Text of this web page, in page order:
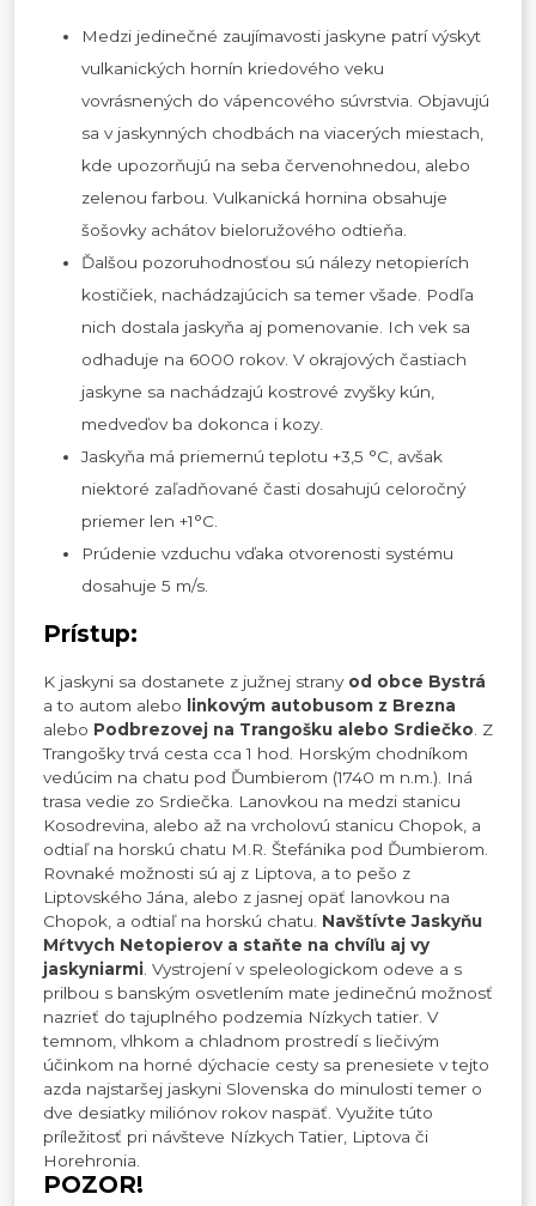
Medzi jedinečné zaujímavosti jaskyne patrí výskyt
vulkanických hornín kriedového veku
vovrásnených do vápencového súvrstvia. Objavujú
sa v jaskynných chodbách na viacerých miestach,
kde upozorňujú na seba červenohnedou, alebo
zelenou farbou. Vulkanická hornina obsahuje
šošovky achátov bieloružového odtieňa.
Ďalšou pozoruhodnosťou sú nálezy netopierích
kostičiek, nachádzajúcich sa temer všade. Podľa
nich dostala jaskyňa aj pomenovanie. Ich vek sa
odhaduje na 6000 rokov. V okrajových častiach
jaskyne sa nachádzajú kostrové zvyšky kún,
medveďov ba dokonca i kozy.
Jaskyňa má priemernú teplotu +3,5 °C, avšak
niektoré zaľadňované časti dosahujú celoročný
priemer len +1°C.
Prúdenie vzduchu vďaka otvorenosti systému
dosahuje 5 m/s.
Prístup:
K jaskyni sa dostanete z južnej strany od obce Bystrá
a to autom alebo
linkovým autobusom z Brezna
alebo Podbrezovej na Trangošku alebo Srdiečko . Z
Trangošky trvá cesta cca 1 hod. Horským chodníkom
vedúcim na chatu pod Ďumbierom (1740 m n.m.). Iná
trasa vedie zo Srdiečka. Lanovkou na medzi stanicu
Kosodrevina, alebo až na vrcholovú stanicu Chopok, a
odtiaľ na horskú chatu M.R. Štefánika pod Ďumbierom.
Rovnaké možnosti sú aj z Liptova, a to pešo z
Liptovského Jána, alebo z jasnej opäť lanovkou na
Chopok, a odtiaľ na horskú chatu. Navštívte Jaskyňu
Mŕtvych Netopierov a staňte na chvíľu aj vy
jaskyniarmi . Vystrojení v speleologickom odeve a s
prilbou s banským osvetlením mate jedinečnú možnosť
nazrieť do tajuplného podzemia Nízkych tatier. V
temnom, vlhkom a chladnom prostredí s liečivým
účinkom na horné dýchacie cesty sa prenesiete v tejto
azda najstaršej jaskyni Slovenska do minulosti temer o
dve desiatky miliónov rokov naspäť. Využite túto
príležitosť pri návšteve Nízkych Tatier, Liptova či
Horehronia.
POZOR!